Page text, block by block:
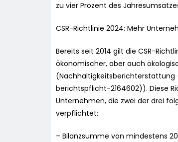
zu vier Prozent des
CSR-Richtlinie 2024: Mehr
Bereits seit 2014 gilt die CSR-
ökonomischer, aber auch
berichtspflicht-2164602)). Diese
Unternehmen, die zwei der drei
verpflichtet:
– Bilanzsumme von mindestens